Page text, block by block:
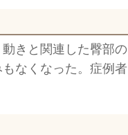
きと関連した臀部の
なくなった。症例者